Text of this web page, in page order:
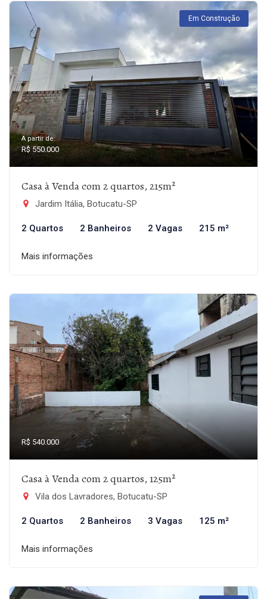
Em Construção
A partir de:
R$ 550.000
Casa à Venda com 2 quartos, 215m²
Jardim Itália, Botucatu-SP
2 Quartos 2 Banheiros 2 Vagas 215 m²
Mais informações
R$ 540.000
Casa à Venda com 2 quartos, 125m²
Vila dos Lavradores, Botucatu-SP
2 Quartos 2 Banheiros 3 Vagas 125 m²
Mais informações